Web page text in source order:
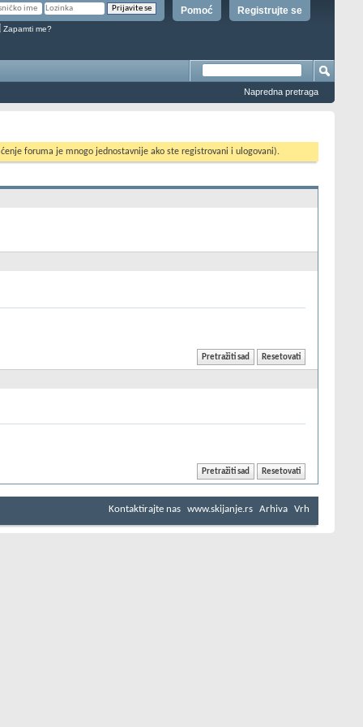
Registrujte se
Pomoć
Zapamti me?
Napredna pretraga
foruma je mnogo jednostavnije ako ste registrovani i ulogovani).
Kontaktirajte nas www.skijanje.rs Arhiva Vrh